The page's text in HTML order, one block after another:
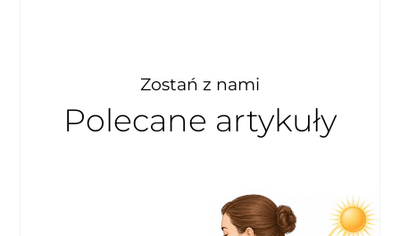
Zostań z nami
Polecane artykuły